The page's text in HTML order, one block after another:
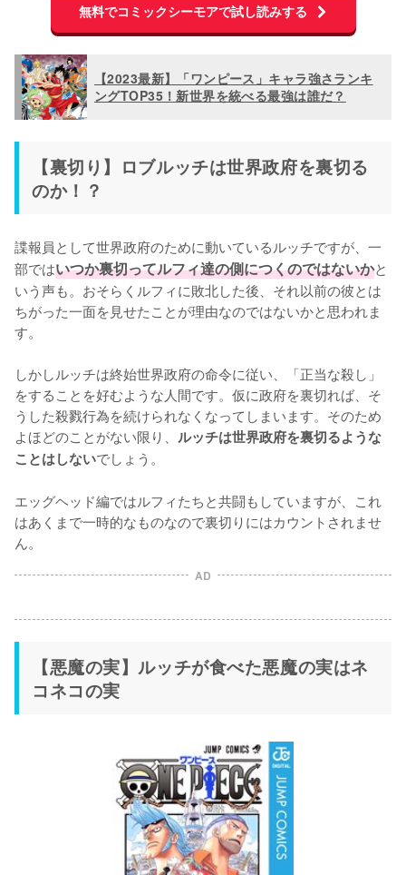
無料でコミックシーモアで試し読みする
【2023最新】「ワンピース」キャラ強さランキ
ングTOP35！新世界を統べる最強は誰だ？
【裏切り】ロブルッチは世界政府を裏切る
のか！？
諜報員として世界政府のために動いているルッチですが、一
部ではいつか裏切ってルフィ達の側につくのではないかと
いう声も。おそらくルフィに敗北した後、それ以前の彼とは
ちがった一面を見せたことが理由なのではないかと思われま
す。
しかしルッチは終始世界政府の命令に従い、「正当な殺し」
をすることを好むような人間です。仮に政府を裏切れば、そ
うした殺戮行為を続けられなくなってしまいます。そのため
よほどのことがない限り、 ルッチは世界政府を裏切るような
ことはしないでしょう。
エッグヘッド編ではルフィたちと共闘もしていますが、これ
はあくまで一時的なものなので裏切りにはカウントされませ
ん。
AD
【悪魔の実】ルッチが食べた悪魔の実はネ
コネコの実